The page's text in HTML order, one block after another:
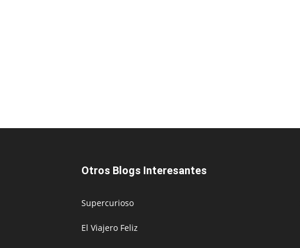
Otros Blogs Interesantes
Supercurioso
El Viajero Feliz